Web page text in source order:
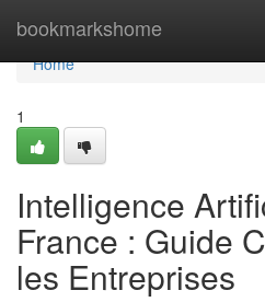
bookmarkshome
Home
Home
1
Intelligence
France : Guide
les Entreprises